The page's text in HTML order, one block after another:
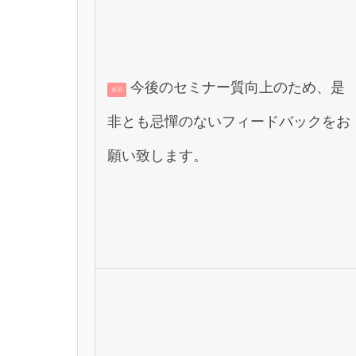
必須 今後のセミナー質向上のため、是
非とも忌憚のないフィードバックをお
願い致します。